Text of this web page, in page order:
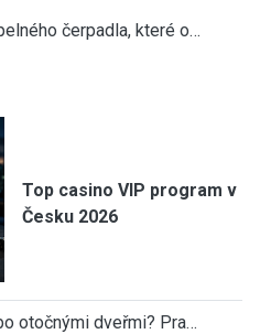
čerpadla, které o…
Top casino VIP program v
Česku 2026
otočnými dveřmi? Pra…